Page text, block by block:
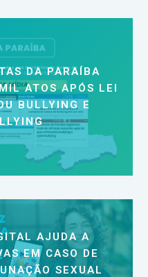
DA PARAÍBA
ATOS APÓS LEI
BULLYING E
AJUDA A
EM CASO DE
SEXUAL